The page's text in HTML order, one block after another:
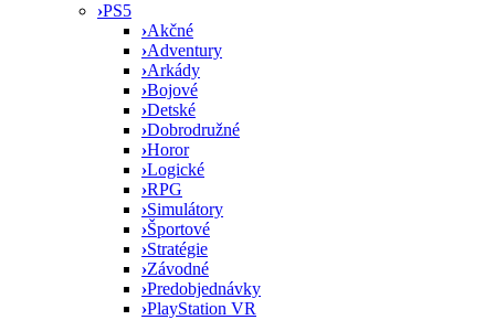
›PS5
›Akčné
›Adventury
›Arkády
›Bojové
›Detské
›Dobrodružné
›Horor
›Logické
›RPG
›Simulátory
›Športové
›Stratégie
›Závodné
›Predobjednávky
›PlayStation VR